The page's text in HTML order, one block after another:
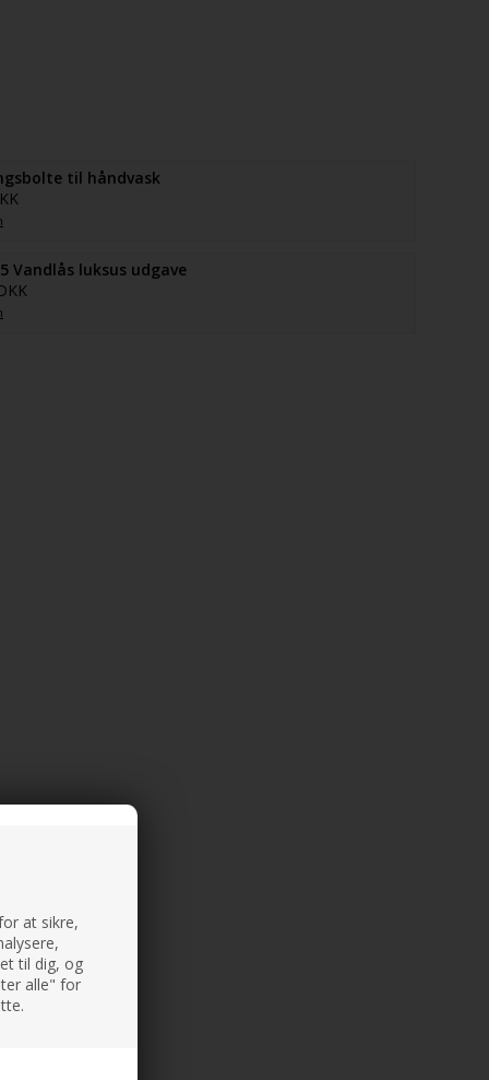
at sikre,
til dig, og
alle" for
til håndvask
5 Vandlås luksus udgave